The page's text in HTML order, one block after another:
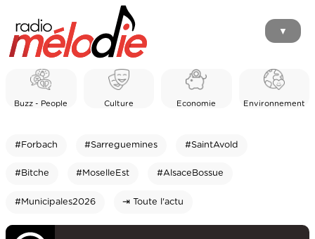
▼
Buzz - People Culture Economie Environnement
#Forbach #Sarreguemines #SaintAvold
#Bitche #MoselleEst #AlsaceBossue
#Municipales2026 ⇥ Toute l'actu